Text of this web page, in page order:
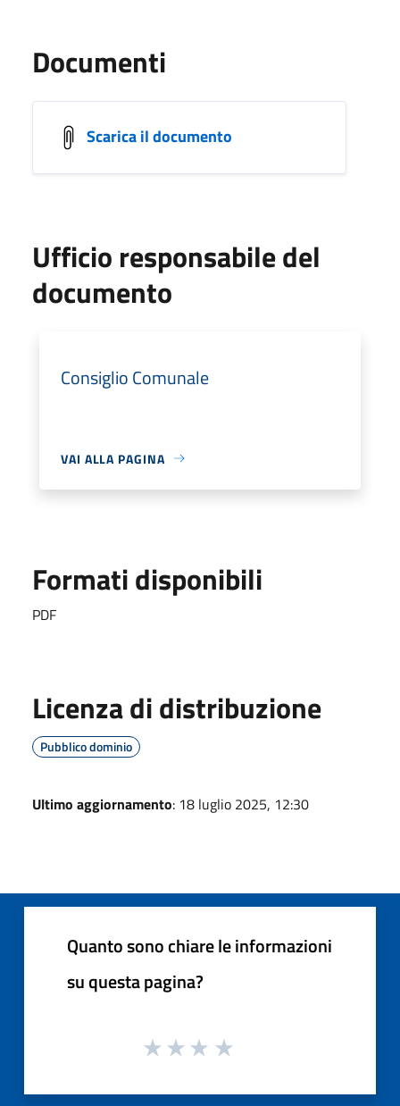
Documenti
Scarica il documento
Ufficio responsabile del
documento
Consiglio Comunale
VAI ALLA PAGINA
Formati disponibili
PDF
Licenza di distribuzione
Pubblico dominio
Ultimo aggiornamento: 18 luglio 2025, 12:30
Quanto sono chiare le informazioni
su questa pagina?